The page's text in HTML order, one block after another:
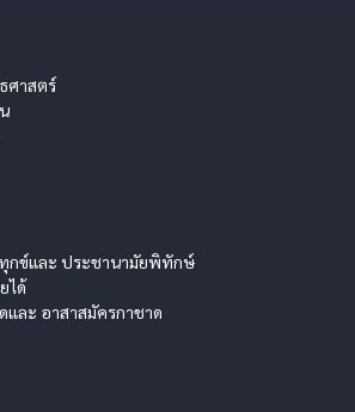
ศาสตร์
กข์และ ประชานามัยพิทักษ์
ได้
และ อาสาสมัครกาชาด